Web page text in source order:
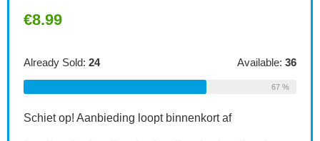
€8.99
Already Sold: 24 Available: 36
67 %
Schiet op! Aanbieding loopt binnenkort af